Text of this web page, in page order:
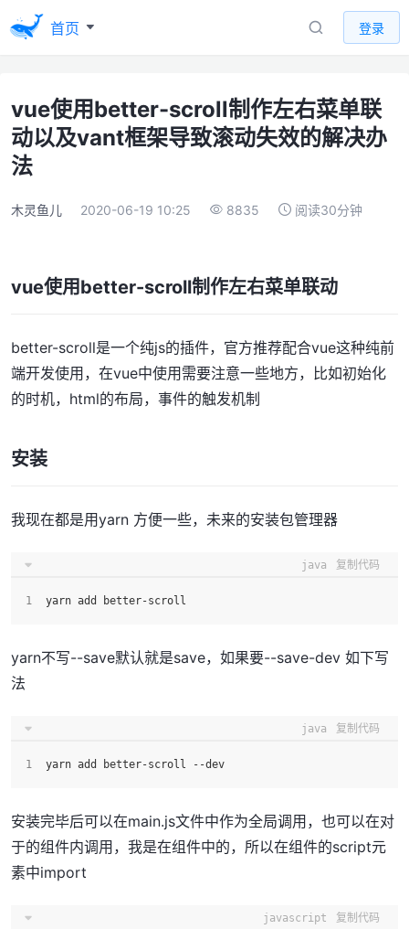
首页 登录
vue使用better-scroll制作左右菜单联
动以及vant框架导致滚动失效的解决办
法
木灵鱼儿 2020-06-19 10:25 8835 阅读30分钟
vue使用better-scroll制作左右菜单联动
better-scroll是一个纯js的插件，官方推荐配合vue这种纯前
端开发使用，在vue中使用需要注意一些地方，比如初始化
的时机，html的布局，事件的触发机制
安装
我现在都是用yarn 方便一些，未来的安装包管理器
java 复制代码
yarn add better-scroll
yarn不写--save默认就是save，如果要--save-dev 如下写
法
java 复制代码
yarn add better-scroll --dev
安装完毕后可以在main.js文件中作为全局调用，也可以在对
于的组件内调用，我是在组件中的，所以在组件的script元
素中import
javascript 复制代码